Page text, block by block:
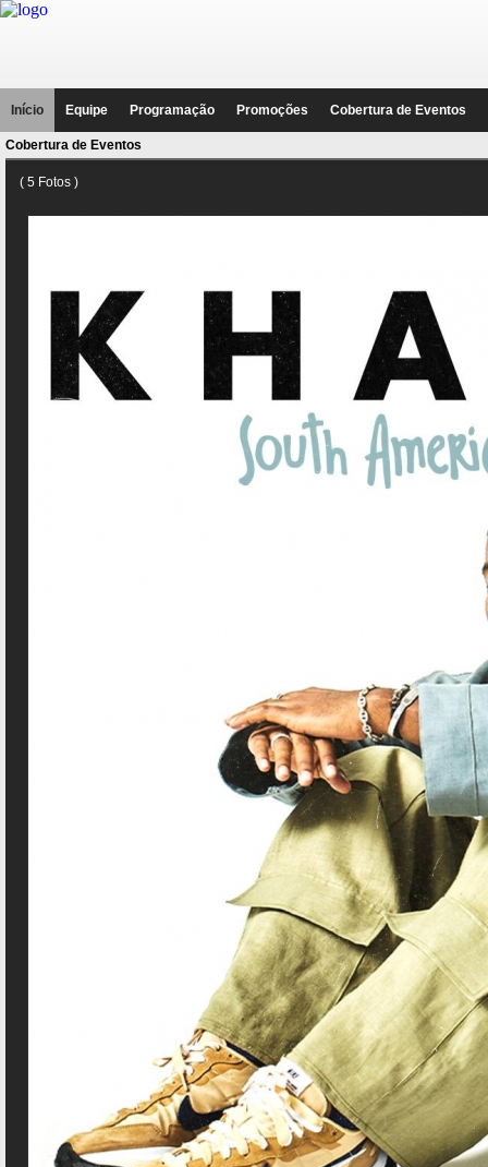
Início Equipe Programação Promoções Cobertura de Eventos
Cobertura de Eventos
( 5 Fotos )